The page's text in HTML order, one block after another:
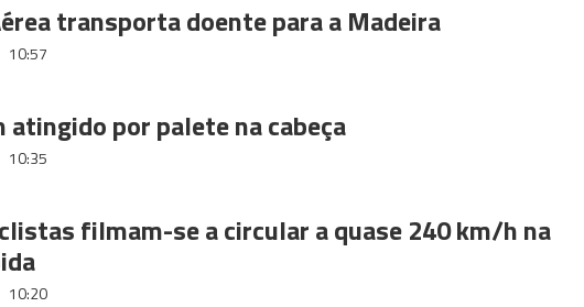
transporta doente para a Madeira
10:57
atingido por palete na cabeça
10:35
filmam-se a circular a quase 240 km/h na
10:20